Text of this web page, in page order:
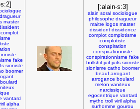
dragueur
master
complot
fake
sioniste
boomer
boulard
vantard
alpha
[:alain-s:3]
alain soral sociologue
philosophe dragueur
maitre logos master
dissident dissidence
complot complotisme
complotiste
conspiration
conspirationniste
conspirationnisme fake
bullshit juif juifs sioniste
sionisme catho boomer
beauf arrogant
arrogance boulard
melon vaniteux
narcissique
egocentrique vantard
mytho troll viril alpha
surhomme gourou